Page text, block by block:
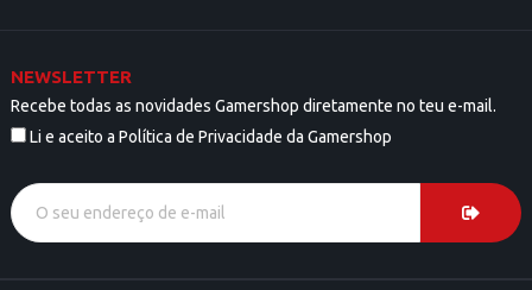
NEWSLETTER
Recebe todas as novidades Gamershop diretamente no teu e-mail.
Li e aceito a Política de Privacidade da Gamershop